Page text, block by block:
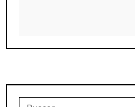
Buscar: